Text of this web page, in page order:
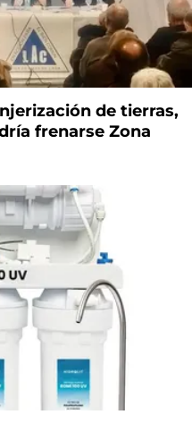
de tierras,
frenarse Zona